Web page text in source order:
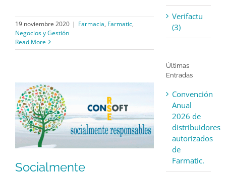
19 noviembre 2020 | Farmacia, Farmatic,
Negocios y Gestión
Read More
Socialmente
Verifactu
(3)
Últimas
Entradas
Convención
Anual
2026 de
distribuidores
autorizados
de
Farmatic.